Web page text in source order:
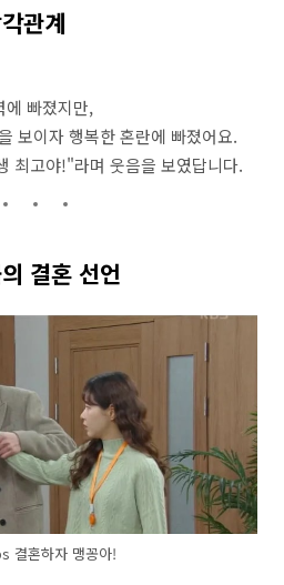
관계
에 빠졌지만,
보이자 행복한 혼란에 빠졌어요.
최고야!"라며 웃음을 보였답니다.
결혼 선언
결혼하자 맹꽁아!